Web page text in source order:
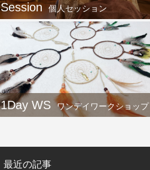
Session 個人セッション
1Day WS ワンデイワークショップ
最近の記事